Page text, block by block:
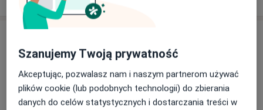
Szanujemy Twoją prywatność
Akceptując, pozwalasz nam i naszym partnerom używać
plików cookie (lub podobnych technologii) do zbierania
danych do celów statystycznych i dostarczania treści w